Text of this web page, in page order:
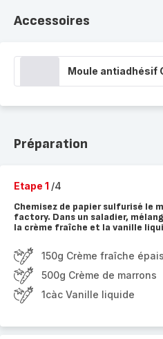
Accessoires
Moule antiadhésif
Préparation
Etape 1 /4
Chemisez de papier sulfurisé le
factory. Dans un saladier,
la crème fraîche et la vanille
150g Crème fraîche
500g Crème de marrons
1càc Vanille liquide